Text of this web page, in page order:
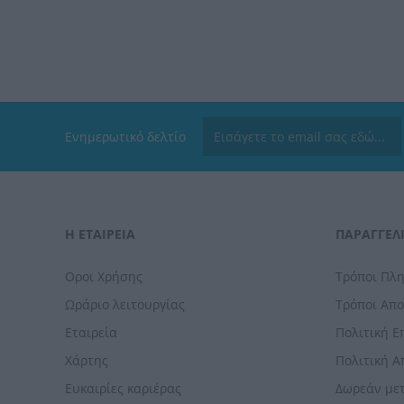
Ενημερωτικό δελτίο
Η ΕΤΑΙΡΕΙΑ
Οροι Χρήσης
Ωράριο λειτουργίας
Εταιρεία
Χάρτης
Ευκαιρίες καριέρας
Τρόποι
Τρόποι
Πολιτική
Πολιτική
Δωρεάν